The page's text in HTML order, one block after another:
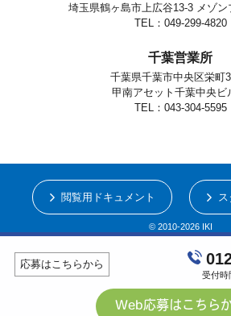
埼玉県鶴ヶ島市上広谷13-3 メゾ
TEL：049-299-4820
千葉営業所
千葉県千葉市中央区栄町
甲南アセット千葉中央ビ
TEL：043-304-5595
© 2010-2026 IKI
閲覧用ドキュメント
応募はこちらから
受付時
Web応募はこちら